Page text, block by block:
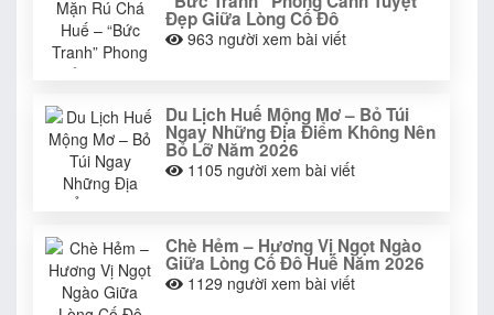
Đẹp Giữa Lòng Cố Đô
963 người xem bài viết
Du Lịch Huế Mộng Mơ – Bỏ Túi
Ngay Những Địa Điểm Không Nên
Bỏ Lỡ Năm 2026
1105 người xem bài viết
Chè Hẻm – Hương Vị Ngọt Ngào
Giữa Lòng Cố Đô Huế Năm 2026
1129 người xem bài viết